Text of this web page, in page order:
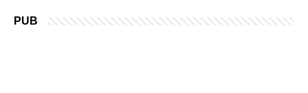
PUB